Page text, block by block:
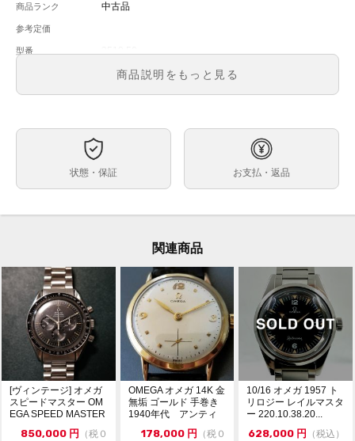
商品ランク 中古品
参考定価
型番
メンズ
文字盤 黒文字盤
39mm
ケース素材
弊社提携工房にて外装仕上げを行っております。
ベゼルに磨き残りが複数ございます。
ギャラケースの劣化に伴う冊子・ギャランティに汚れが
ございます。
コメント
フェラーリに最も栄光をもたらした【赤い皇帝】ミハエ
ル・シューマッハの記念モデルが入荷いたしました。
こちらはフェラーリ移籍後初めてワールドチャンピオン
になったことを讃え2000年に発売されたモデルです。
文字盤外周には人気のチェッカーフラッグが装飾され特
別感のある1本となっています。
是非ご検討ください。
※店頭でも販売をしておりますので、売り切れの際はご
商品説明をもっと見る
状態・保証 お支払・返品
関連商品
[ヴィンテージ] オメガ
スピードマスター OM
EGA SPEED MASTER
850,000 円
（税０
OMEGA オメガ 14K 金
無垢 ゴールド 手巻き
1940年代 アンティ
178,000 円
（税０
10/16 オメガ 1957 ト
リロジー レイルマスタ
ー 220.10.38.20...
628,000 円 （税込）